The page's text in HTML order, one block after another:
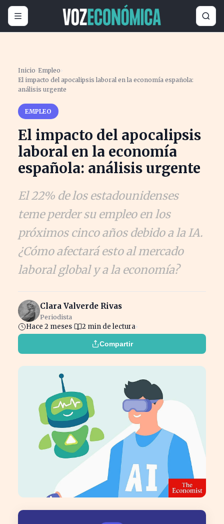
Inicio ›Empleo ›
El impacto del apocalipsis laboral en la economía española:
análisis urgente
EMPLEO
El impacto del apocalipsis
laboral en la economía
española: análisis urgente
El 22% de los estadounidenses
teme perder su empleo en los
próximos cinco años debido a la IA.
¿Cómo afectará esto al mercado
laboral global y a la economía?
Clara Valverde Rivas
Periodista
Hace 2 meses 2 min de lectura
Compartir